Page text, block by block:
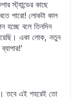
স্ট্যান্ডের কাছে
পারো! লোকটা কাল
হচ্ছে বলে তিনদিন
একা লোক, নতুন
তবে এই শহরেই তো